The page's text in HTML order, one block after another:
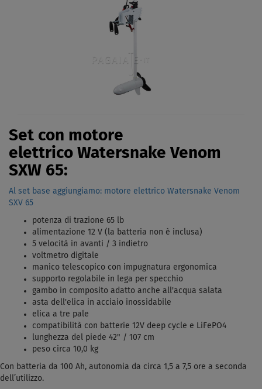
Set con motore
elettrico Watersnake Venom
SXW 65:
Al set base aggiungiamo: motore elettrico Watersnake Venom
SXV 65
potenza di trazione 65 lb
alimentazione 12 V (la batteria non è inclusa)
5 velocità in avanti / 3 indietro
voltmetro digitale
manico telescopico con impugnatura ergonomica
supporto regolabile in lega per specchio
gambo in composito adatto anche all'acqua salata
asta dell'elica in acciaio inossidabile
elica a tre pale
compatibilità con batterie 12V deep cycle e LiFePO4
lunghezza del piede 42" / 107 cm
peso circa 10,0 kg
Con batteria da 100 Ah, autonomia da circa 1,5 a 7,5 ore a seconda
dell’utilizzo.